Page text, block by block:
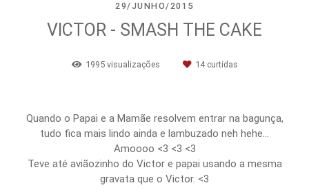
29/JUNHO/2015
VICTOR - SMASH THE CAKE
1995visualizações 14curtidas
Quando o Papai e a Mamãe resolvem entrar na bagunça,
tudo fica mais lindo ainda e lambuzado neh hehe…
Amoooo <3 <3 <3
Teve até aviãozinho do Victor e papai usando a mesma
gravata que o Victor. <3